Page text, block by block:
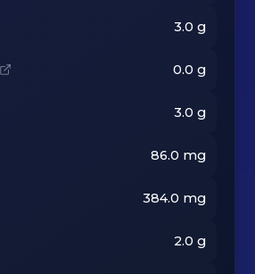
3.0 g
0.0 g
3.0 g
86.0 mg
384.0 mg
2.0 g